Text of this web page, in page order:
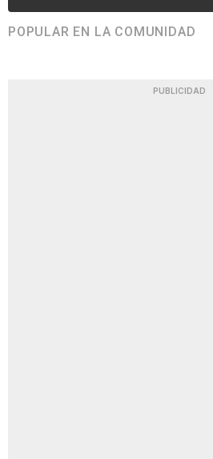
POPULAR EN LA COMUNIDAD
PUBLICIDAD